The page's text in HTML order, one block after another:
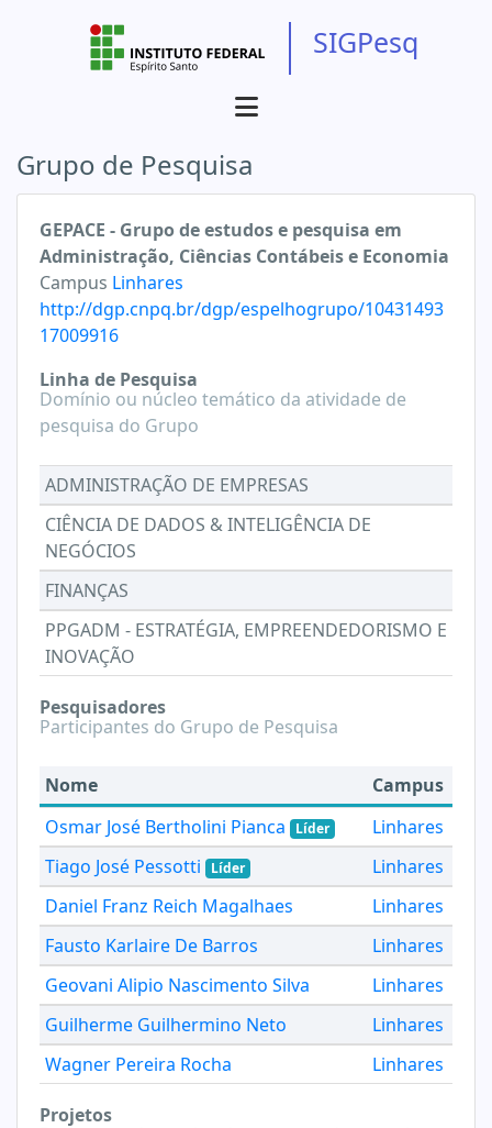
SIGPesq
Grupo de Pesquisa
GEPACE - Grupo de estudos e pesquisa em
Administração, Ciências Contábeis e Economia
Campus Linhares
http://dgp.cnpq.br/dgp/espelhogrupo/10431493
17009916
Linha de Pesquisa
Domínio ou núcleo temático da atividade de
pesquisa do Grupo
ADMINISTRAÇÃO DE EMPRESAS
CIÊNCIA DE DADOS & INTELIGÊNCIA DE
NEGÓCIOS
FINANÇAS
PPGADM - ESTRATÉGIA, EMPREENDEDORISMO E
INOVAÇÃO
Pesquisadores
Participantes do Grupo de Pesquisa
Nome
Campus
Osmar José Bertholini Pianca
Líder
Linhares
Tiago José Pessotti
Líder
Linhares
Daniel Franz Reich Magalhaes
Linhares
Fausto Karlaire De Barros
Linhares
Geovani Alipio Nascimento Silva
Linhares
Guilherme Guilhermino Neto
Linhares
Wagner Pereira Rocha
Linhares
Projetos